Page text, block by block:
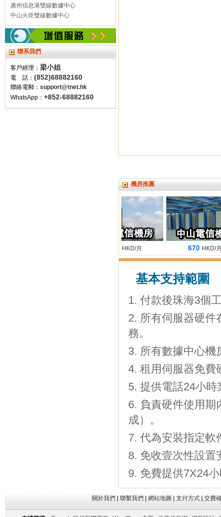
廣州信息港雙線數據中心
中山火炬雙線數據中心
聯系我們
客戶經理： 梁小姐
電 話： (852)68882160
聯絡電郵： support@tnet.hk
WhatsApp： +852-68882160
機房推薦
HKD/月 670HKD/月
基本支持範圍
付款後珠海3個
所有伺服器硬件
務。
所有數據中心機
租用伺服器免費
提供電話24小時
負責硬件使用期
成）。
代為安裝指定軟
免收壹次性設置
免費提供7X24
關於我們 聯繫我們 網站地圖 支付方式| 交費